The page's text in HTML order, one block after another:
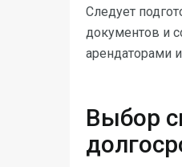
Следует
документов и
арендаторами
Выбор